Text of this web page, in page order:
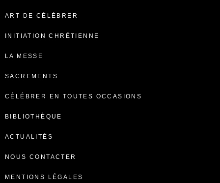
ART DE CÉLÉBRER
INITIATION CHRÉTIENNE
LA MESSE
SACREMENTS
CÉLÉBRER EN TOUTES OCCASIONS
BIBLIOTHÈQUE
ACTUALITÉS
NOUS CONTACTER
MENTIONS LÉGALES